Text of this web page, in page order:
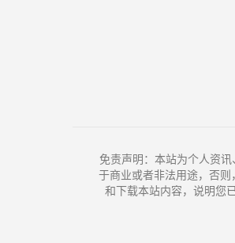
免责声明：本站为个人资
于商业或者非法用途，否
和下载本站内容，说明您